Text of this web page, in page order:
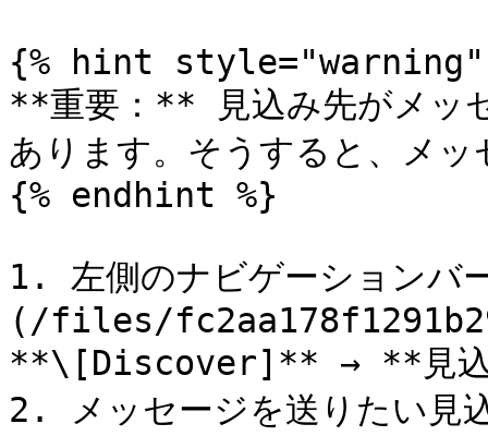
{% hint style="warning"
**重要：** 見込み先がメッ
あります。そうすると、メ
{% endhint %}
1. 左側のナビゲーション
(/files/
**\[Discover]** → **見込
2. メッセージを送りたい見